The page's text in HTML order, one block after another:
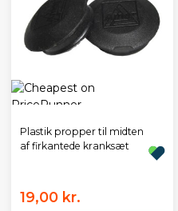
Plastik propper til midten
af firkantede kranksæt
19,00 kr.